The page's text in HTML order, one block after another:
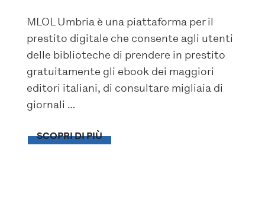
MLOL Umbria è una piattaforma per il
prestito digitale che consente agli utenti
delle biblioteche di prendere in prestito
gratuitamente gli ebook dei maggiori
editori italiani, di consultare migliaia di
giornali …
SCOPRI DI PIÙ